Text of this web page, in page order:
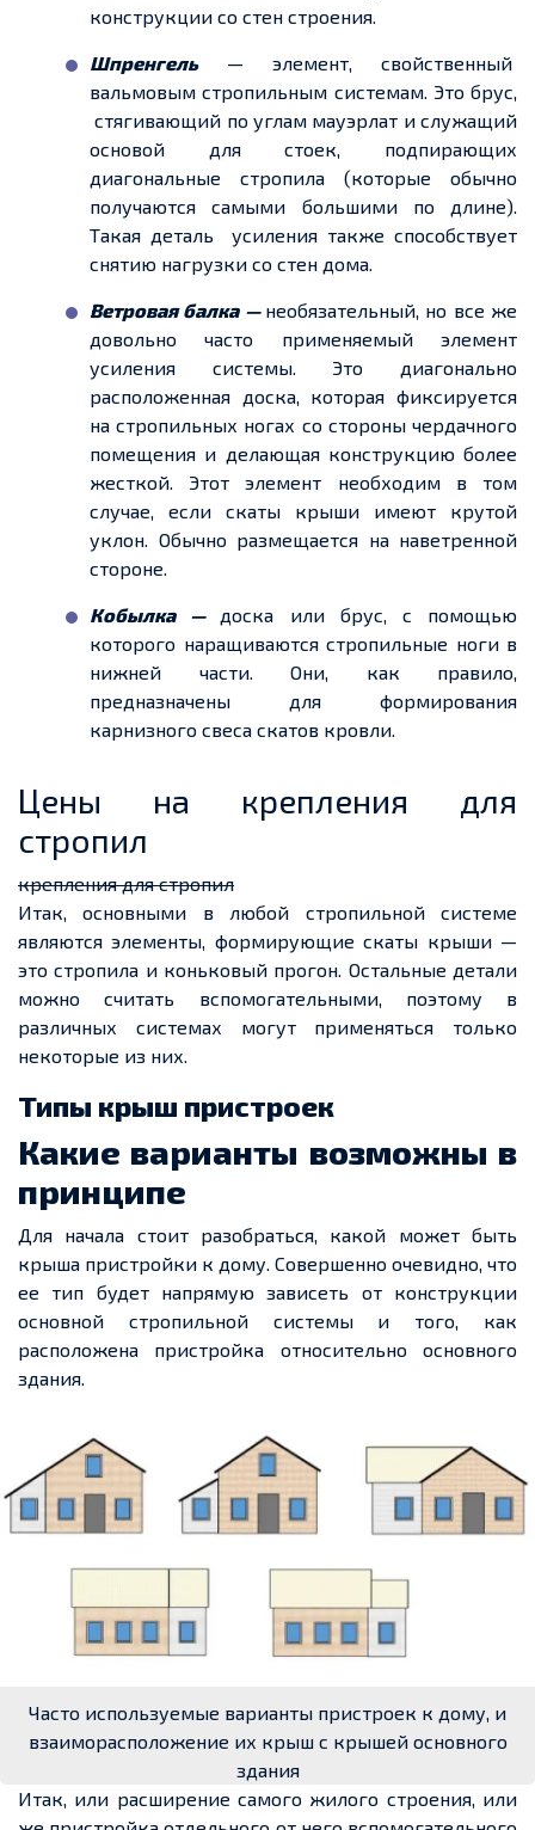
конструкции со стен строения.
Шпренгель— элемент, свойственный
вальмовым стропильным системам. Это брус,
стягивающий по углам мауэрлат и служащий
основой для стоек, подпирающих
диагональные стропила (которые обычно
получаются самыми большими по длине).
Такая деталь усиления также способствует
снятию нагрузки со стен дома.
Ветровая балка — необязательный, но все же
довольно часто применяемый элемент
усиления системы. Это диагонально
расположенная доска, которая фиксируется
на стропильных ногах со стороны чердачного
помещения и делающая конструкцию более
жесткой. Этот элемент необходим в том
случае, если скаты крыши имеют крутой
уклон. Обычно размещается на наветренной
стороне.
Кобылка — доска или брус, с помощью
которого наращиваются стропильные ноги в
нижней части. Они, как правило,
предназначены для формирования
карнизного свеса скатов кровли.
Цены на крепления для
стропил
крепления для стропил
Итак, основными в любой стропильной системе
являются элементы, формирующие скаты крыши —
это стропила и коньковый прогон. Остальные детали
можно считать вспомогательными, поэтому в
различных системах могут применяться только
некоторые из них.
Типы крыш пристроек
Какие варианты возможны в
принципе
Для начала стоит разобраться, какой может быть
крыша пристройки к дому. Совершенно очевидно, что
ее тип будет напрямую зависеть от конструкции
основной стропильной системы и того, как
расположена пристройка относительно основного
здания.
Часто используемые варианты пристроек к дому, и
взаиморасположение их крыш с крышей основного
здания
Итак, или расширение самого жилого строения, или